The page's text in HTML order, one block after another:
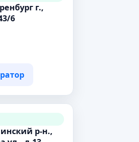
г.,
6
р-н.,